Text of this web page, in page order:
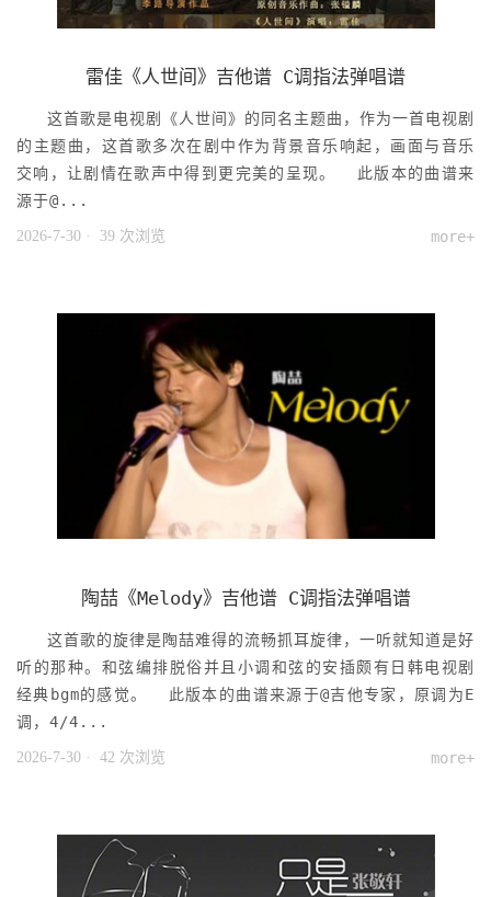
雷佳《人世间》吉他谱 C调指法弹唱谱
这首歌是电视剧《人世间》的同名主题曲，作为一首电视剧
的主题曲，这首歌多次在剧中作为背景音乐响起，画面与音乐
交响，让剧情在歌声中得到更完美的呈现。 此版本的曲谱来
源于@...
2026-7-30 · 39 次浏览 more+
陶喆《Melody》吉他谱 C调指法弹唱谱
这首歌的旋律是陶喆难得的流畅抓耳旋律，一听就知道是好
听的那种。和弦编排脱俗并且小调和弦的安插颇有日韩电视剧
经典bgm的感觉。 此版本的曲谱来源于@吉他专家，原调为E
调，4/4...
2026-7-30 · 42 次浏览 more+